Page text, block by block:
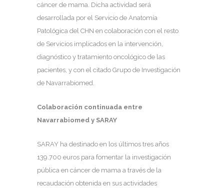
cáncer de mama. Dicha actividad será
desarrollada por el Servicio de Anatomía
Patológica del CHN en colaboración con el resto
de Servicios implicados en la intervención,
diagnóstico y tratamiento oncológico de las
pacientes, y con el citado Grupo de Investigación
de Navarrabiomed.
Colaboración continuada entre
Navarrabiomed y SARAY
SARAY ha destinado en los últimos tres años
139.700 euros para fomentar la investigación
pública en cáncer de mama a través de la
recaudación obtenida en sus actividades